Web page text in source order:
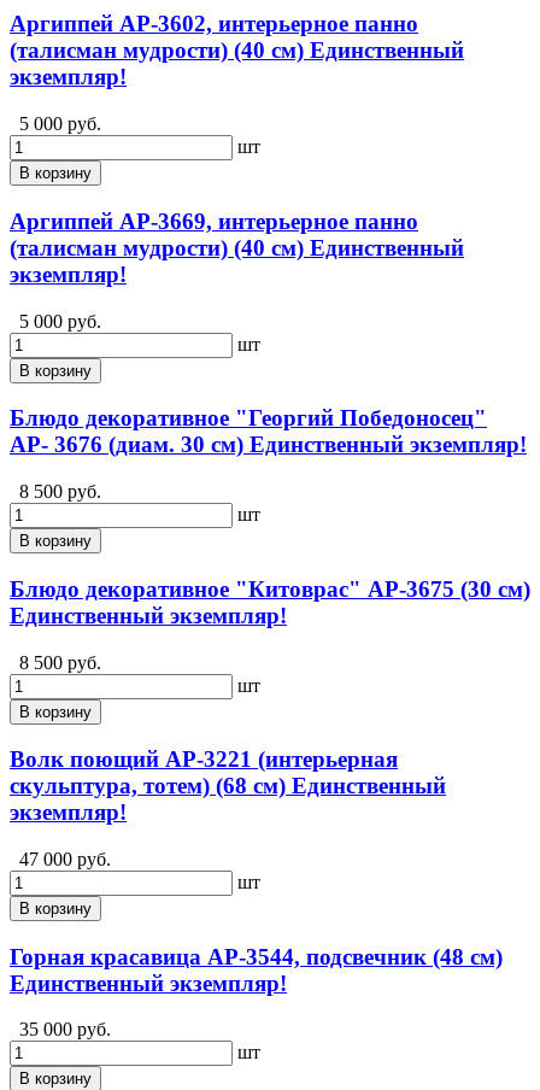
Аргиппей АР-3602, интерьерное панно
(талисман мудрости) (40 см) Единственный
экземпляр!
5 000 руб.
шт
В корзину
Аргиппей АР-3669, интерьерное панно
(талисман мудрости) (40 см) Единственный
экземпляр!
5 000 руб.
шт
В корзину
Блюдо декоративное "Георгий Победоносец"
АР- 3676 (диам. 30 см) Единственный экземпляр!
8 500 руб.
шт
В корзину
Блюдо декоративное "Китоврас" АР-3675 (30 см)
Единственный экземпляр!
8 500 руб.
шт
В корзину
Волк поющий АР-3221 (интерьерная
скульптура, тотем) (68 см) Единственный
экземпляр!
47 000 руб.
шт
В корзину
Горная красавица АР-3544, подсвечник (48 см)
Единственный экземпляр!
35 000 руб.
шт
В корзину